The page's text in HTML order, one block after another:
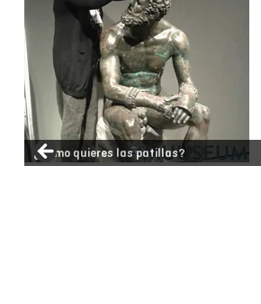
¿Cómo quieres las patillas?